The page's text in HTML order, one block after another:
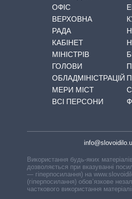
ОФІС
ВЕРХОВНА
РАДА
КАБІНЕТ
МІНІСТРІВ
ГОЛОВИ
ОБЛАДМІНІСТРАЦІЙ
МЕРИ МІСТ
ВСІ ПЕРСОНИ
Використання будь-яких
дозволяється при вказуванні
— гіперпосилання) на
(гіперпосилання) обов’язкове
часткового використання